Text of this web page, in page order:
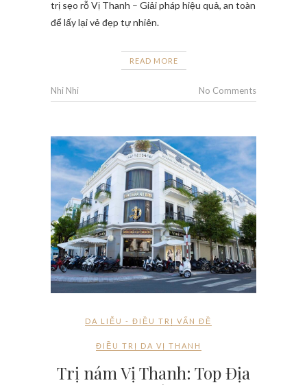
trị sẹo rỗ Vị Thanh – Giải pháp hiệu quả, an toàn
để lấy lại vẻ đẹp tự nhiên.
READ MORE
Nhi Nhi No Comments
DA LIỄU - ĐIỀU TRỊ VẤN ĐỀ
ĐIỀU TRỊ DA VỊ THANH
Trị nám Vị Thanh: Top Địa